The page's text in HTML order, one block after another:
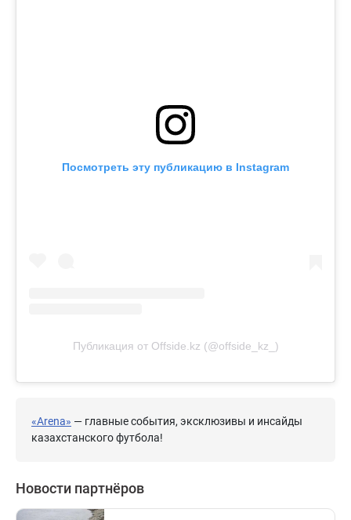
Посмотреть эту публикацию в Instagram
Публикация от Offside.kz (@offside_kz_)
«Arena» — главные события, эксклюзивы и инсайды
казахстанского футбола!